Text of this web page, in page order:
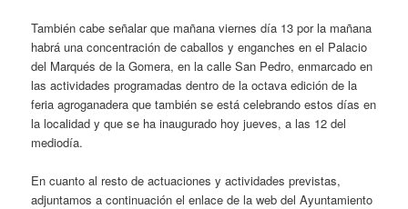
También cabe señalar que mañana viernes día 13 por la mañana
habrá una concentración de caballos y enganches en el Palacio
del Marqués de la Gomera, en la calle San Pedro, enmarcado en
las actividades programadas dentro de la octava edición de la
feria agroganadera que también se está celebrando estos días en
la localidad y que se ha inaugurado hoy jueves, a las 12 del
mediodía.
En cuanto al resto de actuaciones y actividades previstas,
adjuntamos a continuación el enlace de la web del Ayuntamiento